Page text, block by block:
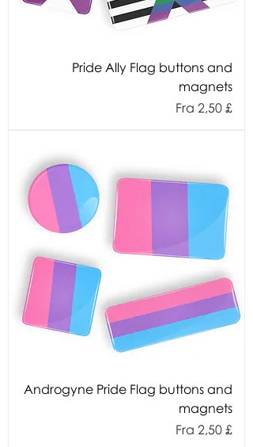
Pride Ally Flag buttons and
magnets
Fra 2,50 £
Salgspris
Androgyne Pride Flag buttons and
magnets
Fra 2,50 £
Salgspris